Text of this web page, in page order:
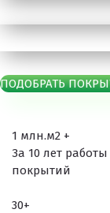
ПОДОБРАТЬ
1 млн.м2 +
За 10 лет
покрытий
30+